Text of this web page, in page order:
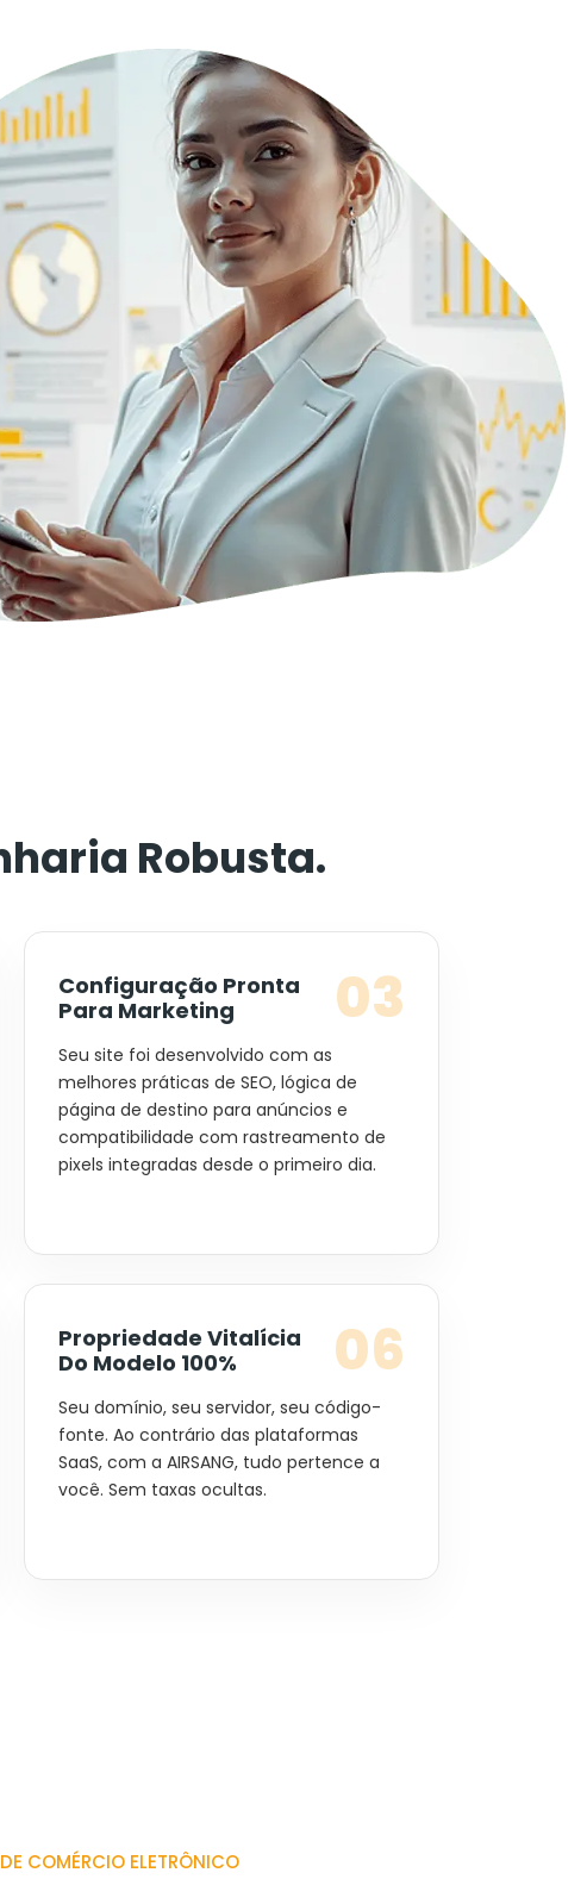
Robusta.
Configuração Pronta
Para Marketing
03
Seu site foi desenvolvido com as
melhores práticas de SEO, lógica de
página de destino para anúncios e
compatibilidade com rastreamento de
pixels integradas desde o primeiro dia.
Propriedade Vitalícia
Do Modelo 100%
06
Seu domínio, seu servidor, seu código-
fonte. Ao contrário das plataformas
SaaS, com a AIRSANG, tudo pertence a
você. Sem taxas ocultas.
COMÉRCIO ELETRÔNICO